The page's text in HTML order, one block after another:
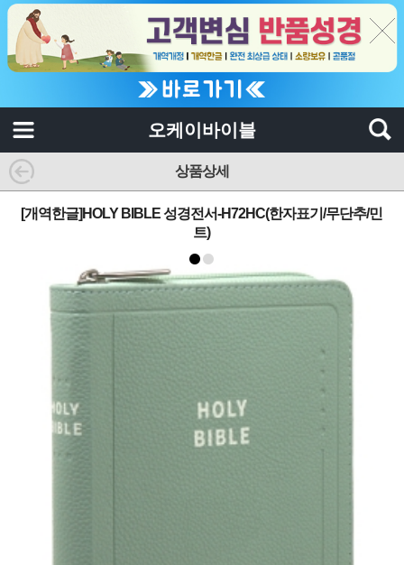
오케이바이블
상품상세
[개역한글]HOLY BIBLE 성경전서-H72HC(한자표기/무단추/민
트)